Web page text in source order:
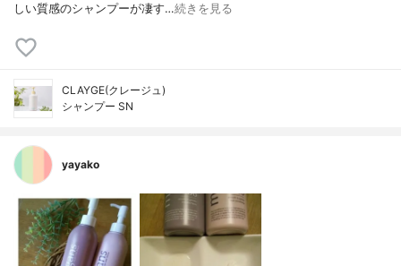
しい質感のシャンプーが凄す…続きを見る
CLAYGE(クレージュ)
シャンプー SN
yayako